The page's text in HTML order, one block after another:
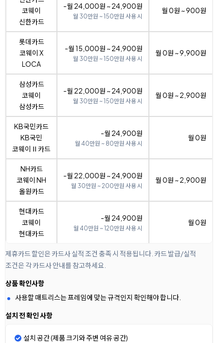
코웨이
신한카드
-월 24,000원 ~ 24,900원
월 30만원 ~ 150만원 사용 시
월 0원 ~ 900원
롯데카드
코웨이 X
LOCA
-월 15,000원 ~ 24,900원
월 30만원 ~ 150만원 사용 시
월 0원 ~ 9,900원
삼성카드
코웨이
삼성카드
-월 22,000원 ~ 24,900원
월 30만원 ~ 150만원 사용 시
월 0원 ~ 2,900원
KB국민카드
KB국민
코웨이Ⅱ카드
-월 24,900원
월 40만원 ~ 80만원 사용 시
월 0원
NH카드
코웨이 NH
올원카드
-월 22,000원 ~ 24,900원
월 30만원 ~ 200만원 사용 시
월 0원 ~ 2,900원
현대카드
코웨이
현대카드
-월 24,900원
월 40만원 ~ 120만원 사용 시
월 0원
제휴카드 할인은 카드사 실적 조건 충족 시 적용됩니다. 카드 발급/실적
조건은 각 카드사 안내를 참고하세요.
상품 확인사항
사용할 매트리스는 프레임에 맞는 규격인지 확인해야 합니다.
설치 전 확인 사항
설치 공간 (제품 크기와 주변 여유 공간)